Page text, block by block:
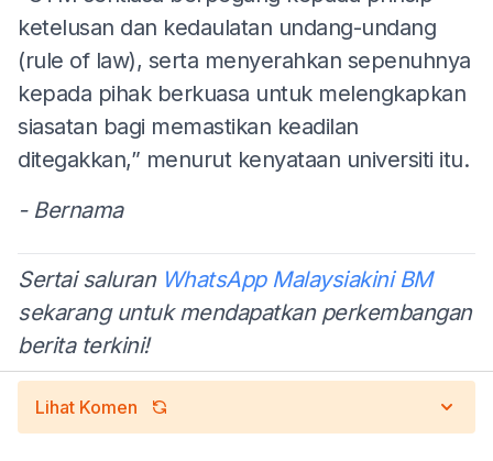
ketelusan dan kedaulatan undang-undang
(rule of law), serta menyerahkan sepenuhnya
kepada pihak berkuasa untuk melengkapkan
siasatan bagi memastikan keadilan
ditegakkan,” menurut kenyataan universiti itu.
- Bernama
Sertai saluran WhatsApp Malaysiakini BM
sekarang untuk mendapatkan perkembangan
berita terkini!
Lihat Komen